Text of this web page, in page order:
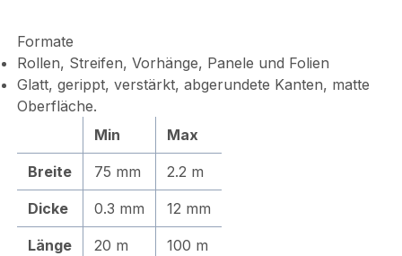
Formate
Rollen, Streifen, Vorhänge, Panele und Folien
Glatt, gerippt, verstärkt, abgerundete Kanten, matte
Oberfläche.
Min
Max
Breite 75 mm 2.2 m
Dicke 0.3 mm 12 mm
Länge 20 m 100 m